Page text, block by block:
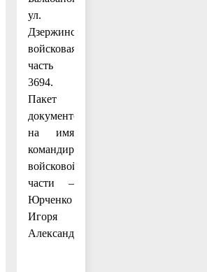
ул.
Дзержинского,
войсковая
часть
3694.
Пакет
документов
на имя
командира
войсковой
части –
Юрченко
Игоря
Александровича.